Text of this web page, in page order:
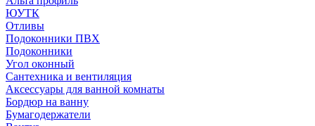
ЮУТК
Отливы
Подоконники ПВХ
Подоконники
Угол оконный
Сантехника и вентиляция
Аксессуары для ванной комнаты
Бордюр на ванну
Бумагодержатели